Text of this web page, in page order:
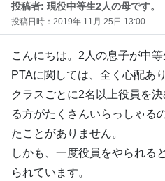
投稿者: 現役中等生2人の母です。
投稿日時：2019年 11月 25日 13:00
こんにちは。2人の息子が中等
PTAに関しては、全く心配あ
クラスごとに2名以上役員を
る方がたくさんいらっしゃる
たことがありません。
しかも、一度役員をやられる
られています。